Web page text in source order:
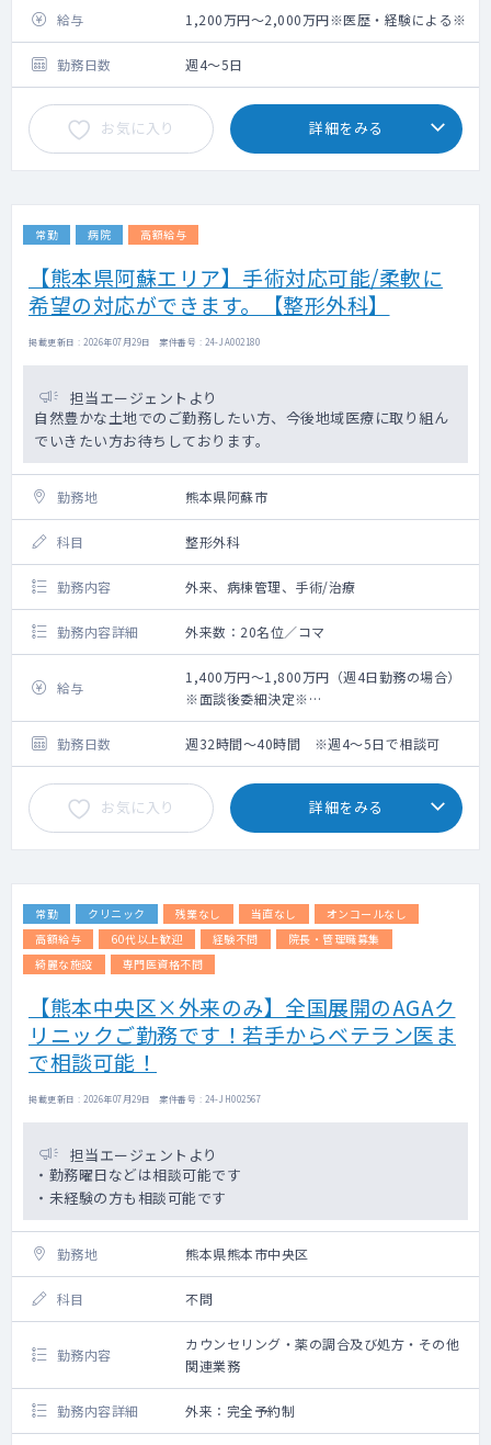
外来数：30～40名程度/日
外来コマ数：5～6コマ/週
担当病床数：10名程度
給与 1,200万円～2,000万円※医歴・経験による※
勤務日数 週4～5日
お気に入り 詳細をみる
常勤 病院 高額給与
【熊本県阿蘇エリア】手術対応可能/柔軟に
希望の対応ができます。【整形外科】
掲載更新日 : 2026年07月29日 案件番号 : 24-JA002180
担当エージェントより
自然豊かな土地でのご勤務したい方、今後地域医療に取り組ん
でいきたい方お待ちしております。
勤務地 熊本県阿蘇市
科目 整形外科
勤務内容 外来、病棟管理、手術/治療
勤務内容詳細 外来数：20名位／コマ
給与
1,400万円～1,800万円（週4日勤務の場合）
※面談後委細決定※
※週5日勤務の場合、20,000,000円まで可能
勤務日数
週32時間～40時間 ※週4～5日で相談可
お気に入り 詳細をみる
常勤 クリニック 残業なし 当直なし
オンコールなし
高額給与
60代以上歓迎 経験不問
院長・管理職募集
綺麗な施設
専門医資格不問
【熊本中央区×外来のみ】全国展開のAGAク
リニックご勤務です！若手からベテラン医ま
で相談可能！
掲載更新日 : 2026年07月29日 案件番号 : 24-JH002567
担当エージェントより
・勤務曜日などは相談可能です
・未経験の方も相談可能です
勤務地 熊本県熊本市中央区
科目 不問
勤務内容
カウンセリング・薬の調合及び処方・その他
関連業務
勤務内容詳細 外来：完全予約制